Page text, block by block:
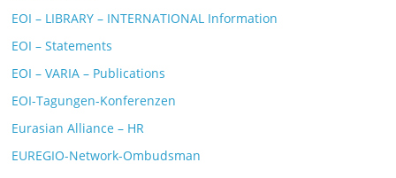
EOI – LIBRARY – INTERNATIONAL Information
EOI – Statements
EOI – VARIA – Publications
EOI-Tagungen-Konferenzen
Eurasian Alliance – HR
EUREGIO-Network-Ombudsman